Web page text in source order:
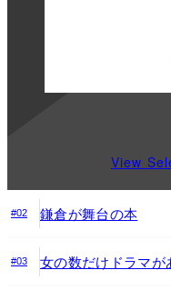
View
#02 鎌倉が舞台の本
#03 女の数だけドラマ